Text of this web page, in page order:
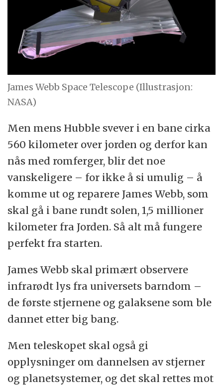
James Webb Space Telescope (Illustrasjon:
NASA)
Men mens Hubble svever i en bane cirka
560 kilometer over jorden og derfor kan
nås med romferger, blir det noe
vanskeligere – for ikke å si umulig – å
komme ut og reparere James Webb, som
skal gå i bane rundt solen, 1,5 millioner
kilometer fra Jorden. Så alt må fungere
perfekt fra starten.
James Webb skal primært observere
infrarødt lys fra universets barndom –
de første stjernene og galaksene som ble
dannet etter big bang.
Men teleskopet skal også gi
opplysninger om dannelsen av stjerner
og planetsystemer, og det skal rettes mot